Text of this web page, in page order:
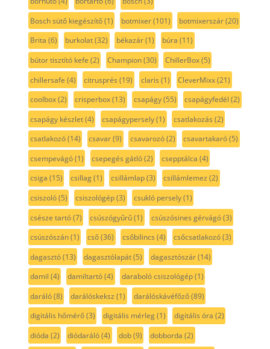
Bosch sütő kiegészítő(1) botmixer(101) botmixerszár(20)
Brita (6) burkolat(32) békazár(1) búra (11)
bútor tisztító kefe (2) Champion(30) ChillerBox(5)
chillersafe (4) citrusprés (19) claris (1) CleverMixx(21)
coolbox(2) crisperbox(13) csapágy(55) csapágyfedél (2)
csapágy készlet(4) csapágypersely(1) csatlakozás (2)
csatlakozó(14) csavar(9) csavarozó(2) csavartakaró(5)
csempevágó(1) csepegés gátló(2) csepptálca (4)
csiga (15) csillag(1) csillámlap(3) csillámlemez (2)
csiszoló(5) csiszológép(3) csukló persely(1)
csésze tartó(7) csúszógyűrű(1) csúszósines gérvágó(3)
csúszószán(1) cső(36) csőbilincs (4) csőcsatlakozó(3)
dagasztó(13) dagasztólapát(5) dagasztószár(14)
damil (4) damiltartó(4) daraboló csiszológép(1)
daráló(8) darálóskeksz (1) darálóskávéfőző(89)
digitális hőmérő(3) digitális mérleg(1) digitális óra (2)
dióda (2) diódaráló(4) dob(9) dobborda (2)